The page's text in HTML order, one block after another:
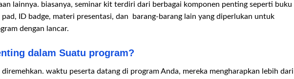
lainnya. biasanya, seminar kit terdiri dari berbagai komponen penting seperti buku
ID badge, materi presentasi, dan barang-barang lain yang diperlukan untuk
dengan lancar.
dalam Suatu program?
waktu peserta datang di program Anda, mereka mengharapkan lebih dari